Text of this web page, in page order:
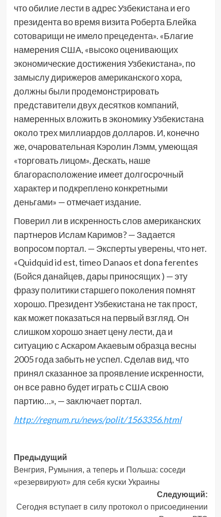
что обилие лести в адрес Узбекистана и его
президента во время визита Роберта Блейка
сотоварищи не имело прецедента». «Благие
намерения США, «высоко оценивающих
экономические достижения Узбекистана», по
замыслу дирижеров американского хора,
должны были продемонстрировать
представители двух десятков компаний,
намеренных вложить в экономику Узбекистана
около трех миллиардов долларов. И, конечно
же, очаровательная Кэролин Лэмм, умеющая
«торговать лицом». Дескать, наше
благорасположение имеет долгосрочный
характер и подкреплено конкретными
деньгами» — отмечает издание.
Поверил ли в искренность слов американских
партнеров Ислам Каримов? — Задается
вопросом портал. — Эксперты уверены, что нет.
«Quidquid id est, timeo Danaos et dona ferentes
(Бойся данайцев, дары приносящих ) — эту
фразу политики старшего поколения помнят
хорошо. Президент Узбекистана не так прост,
как может показаться на первый взгляд. Он
слишком хорошо знает цену лести, да и
ситуацию с Аскаром Акаевым образца весны
2005 года забыть не успел. Сделав вид, что
принял сказанное за проявление искренности,
он все равно будет играть с США свою
партию…», — заключает портал.
http://regnum.ru/news/polit/1563356.html
Навигация
записи
Предыдущий
Венгрия, Румыния, а теперь и Польша: соседи
«резервируют» для себя куски Украины
Следующий:
Сегодня вступает в силу протокол о присоединении